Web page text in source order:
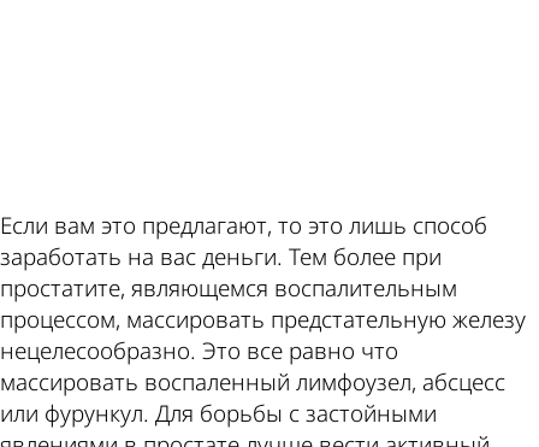
Если вам это предлагают, то это лишь способ
заработать на вас деньги. Тем более при
простатите, являющемся воспалительным
процессом, массировать предстательную железу
нецелесообразно. Это все равно что
массировать воспаленный лимфоузел, абсцесс
или фурункул. Для борьбы с застойными